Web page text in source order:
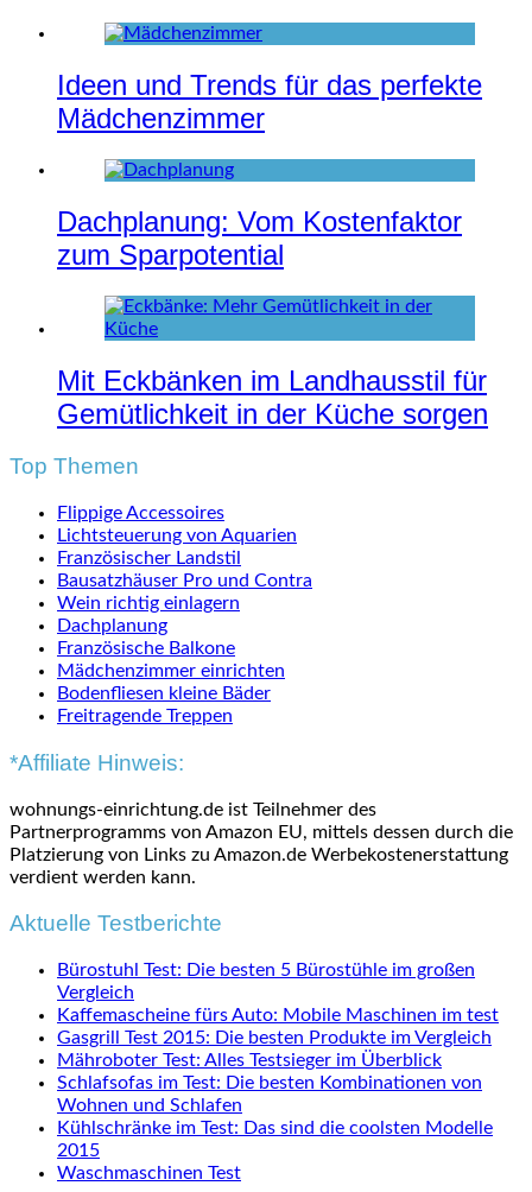
Ideen und Trends für das perfekte
Mädchenzimmer
Dachplanung: Vom Kostenfaktor
zum Sparpotential
Mit Eckbänken im Landhausstil für
Gemütlichkeit in der Küche sorgen
Top Themen
Flippige Accessoires
Lichtsteuerung von Aquarien
Französischer Landstil
Bausatzhäuser Pro und Contra
Wein richtig einlagern
Dachplanung
Französische Balkone
Mädchenzimmer einrichten
Bodenfliesen kleine Bäder
Freitragende Treppen
*Affiliate Hinweis:
wohnungs-einrichtung.de ist Teilnehmer des
Partnerprogramms von Amazon EU, mittels dessen durch die
Platzierung von Links zu Amazon.de Werbekostenerstattung
verdient werden kann.
Aktuelle Testberichte
Bürostuhl Test: Die besten 5 Bürostühle im großen
Vergleich
Kaffemascheine fürs Auto: Mobile Maschinen im test
Gasgrill Test 2015: Die besten Produkte im Vergleich
Mähroboter Test: Alles Testsieger im Überblick
Schlafsofas im Test: Die besten Kombinationen von
Wohnen und Schlafen
Kühlschränke im Test: Das sind die coolsten Modelle
2015
Waschmaschinen Test